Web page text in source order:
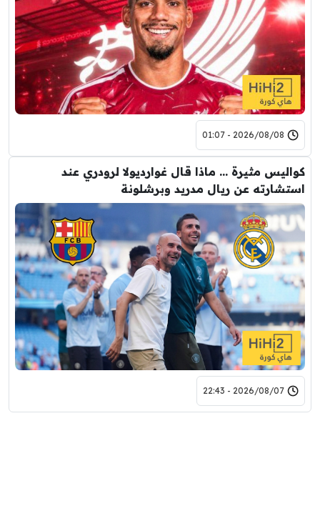
2026/08/08 - 01:07
كواليس مثيرة … ماذا قال غوارديولا لرودري عند
استشارته عن ريال مدريد وبرشلونة
2026/08/07 - 22:43